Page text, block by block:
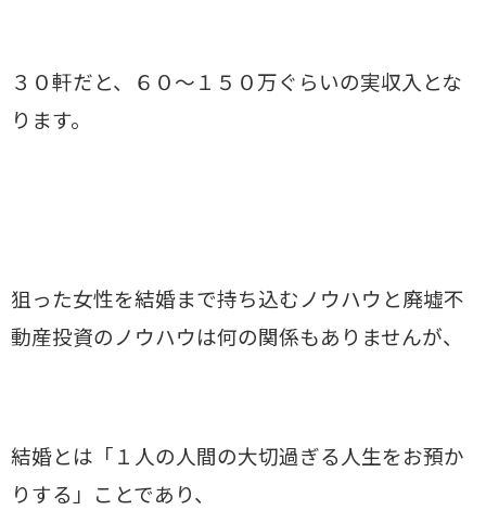
３０軒だと、６０～１５０万ぐらいの実収入とな
ります。
狙った女性を結婚まで持ち込むノウハウと廃墟不
動産投資のノウハウは何の関係もありませんが、
結婚とは「１人の人間の大切過ぎる人生をお預か
りする」ことであり、